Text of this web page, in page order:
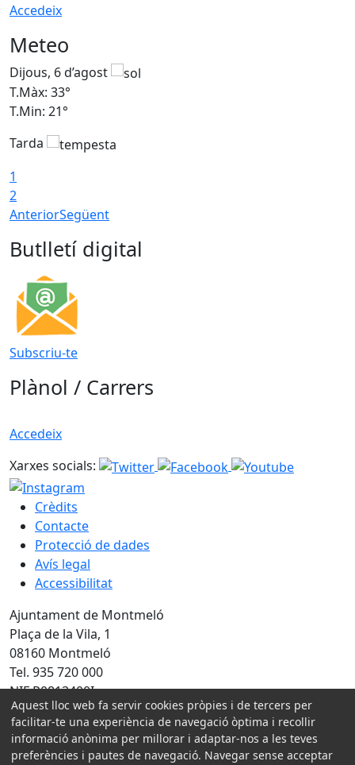
Accedeix
Meteo
Dijous, 6 d’agost
T.Màx: 33°
T.Min: 21°
Tarda
1
2
AnteriorSegüent
Butlletí digital
Subscriu-te
Plànol / Carrers
Accedeix
Xarxes socials:
Crèdits
Contacte
Protecció de dades
Avís legal
Accessibilitat
Ajuntament de Montmeló
Plaça de la Vila, 1
08160 Montmeló
Tel. 935 720 000
NIF P0813400I
Amb la col·laboració de:
Aquest lloc web fa servir cookies pròpies i de tercers per
facilitar-te una experiència de navegació òptima i recollir
informació anònima per millorar i adaptar-nos a les teves
preferències i pautes de navegació. Navegar sense acceptar